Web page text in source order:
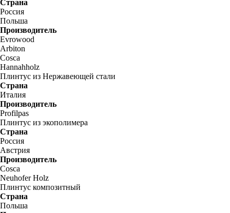
Страна
Россия
Польша
Производитель
Evrowood
Arbiton
Cosca
Hannahholz
Плинтус из Нержавеющей стали
Страна
Италия
Производитель
Profilpas
Плинтус из экополимера
Страна
Россия
Австрия
Производитель
Cosca
Neuhofer Holz
Плинтус композитный
Страна
Польша